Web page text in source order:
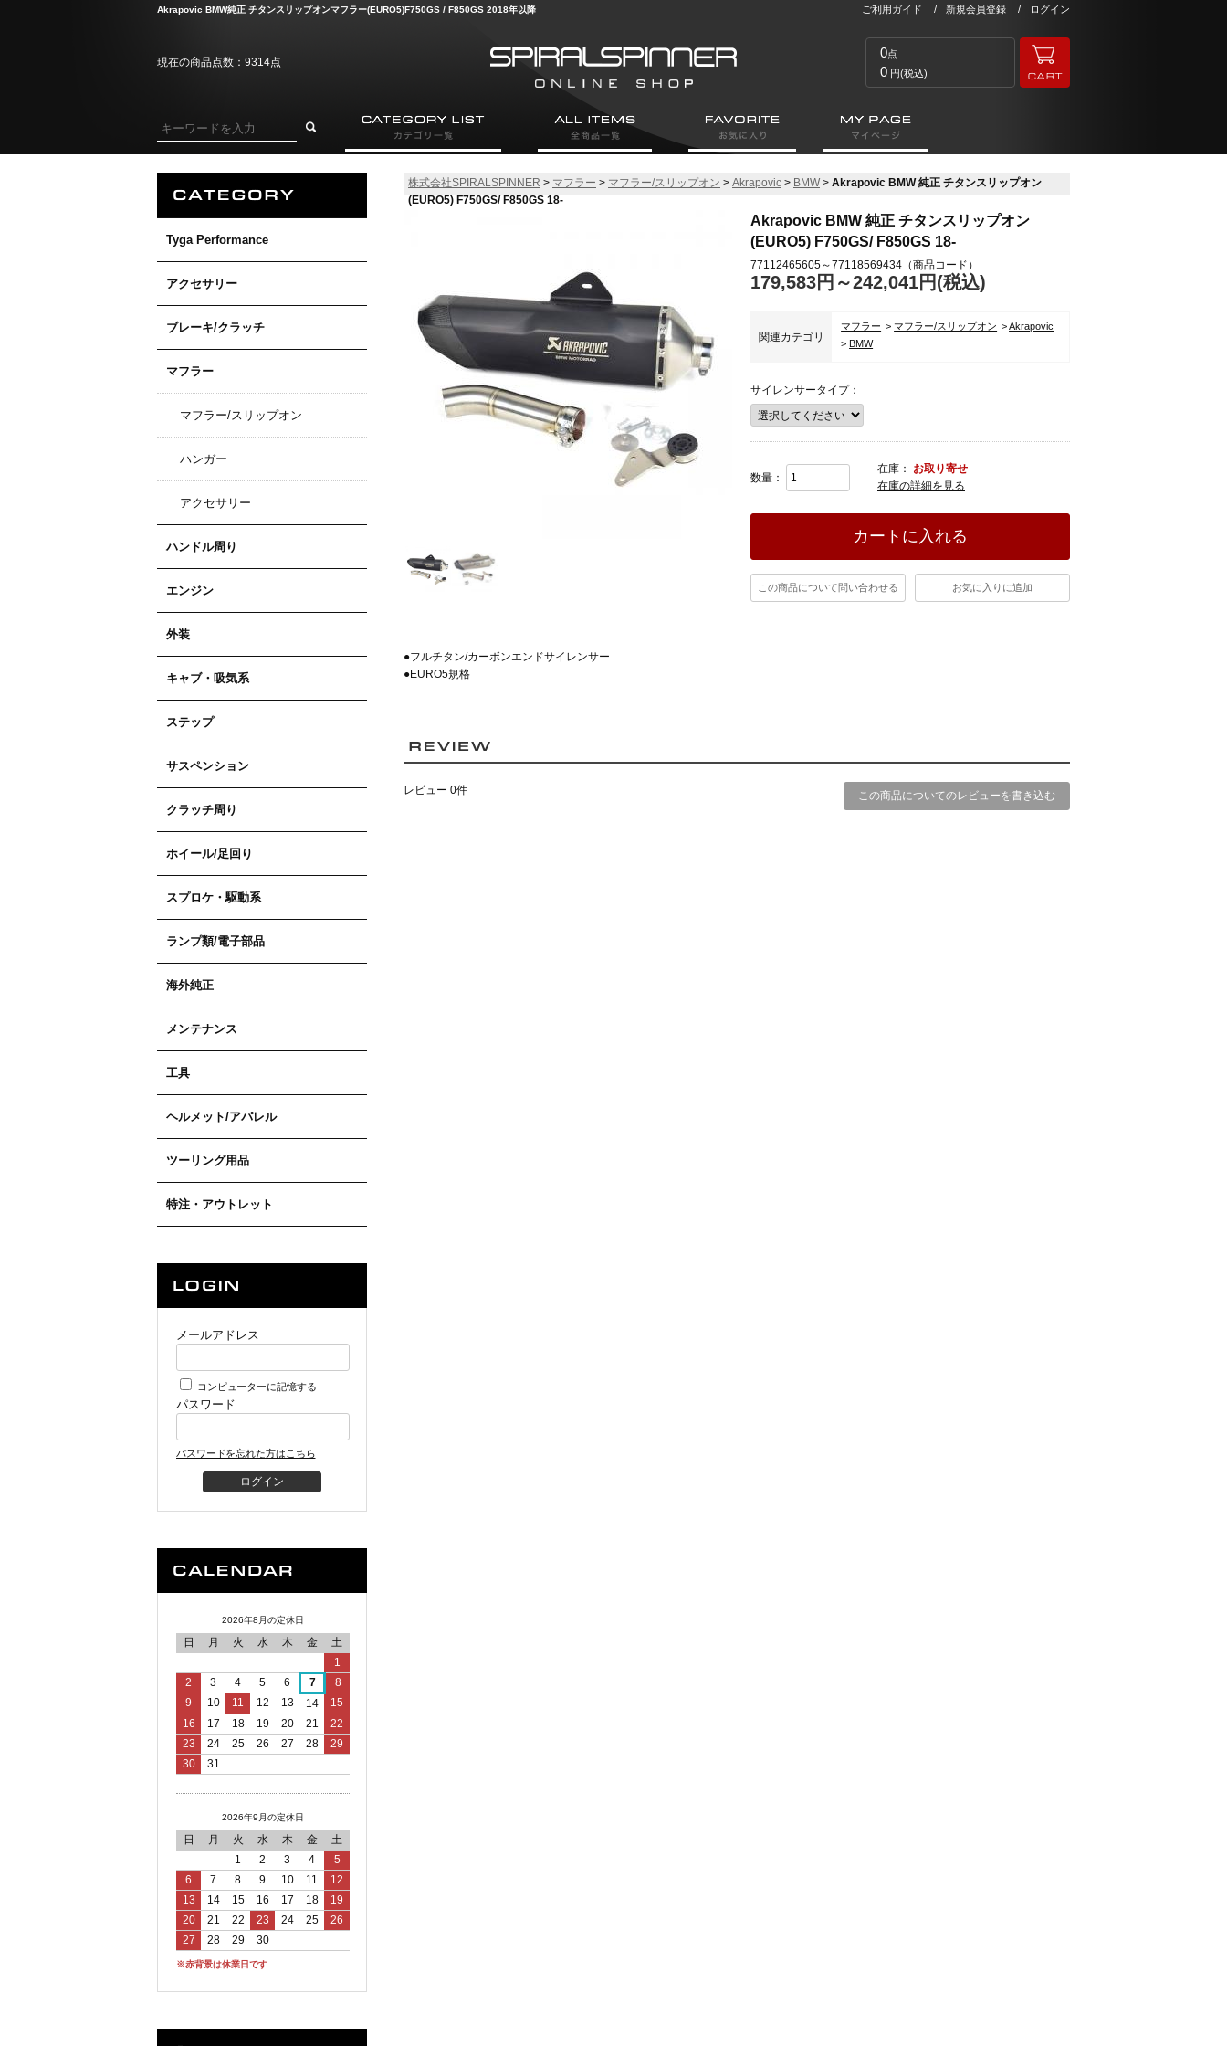
Akrapovic BMW純正 チタンスリップオンマフラー(EURO5)F750GS / F850GS 2018年以降 ご利用ガイド 新規会員登録 ログイン
現在の商品点数：9314点
0点
0 円(税込)
Tyga Performance
アクセサリー
ブレーキ/クラッチ
マフラー
マフラー/スリップオン
ハンガー
アクセサリー
ハンドル周り
エンジン
外装
キャブ・吸気系
ステップ
サスペンション
クラッチ周り
ホイール/足回り
スプロケ・駆動系
ランプ類/電子部品
海外純正
メンテナンス
工具
ヘルメット/アパレル
ツーリング用品
特注・アウトレット
メールアドレス
コンピューターに記憶する
パスワード
パスワードを忘れた方はこちら
2026年8月の定休日
日 月 火 水 木 金
土
1
2
3 4 5 6 7
8
9
10 11 12 13 14
15
16
17 18 19 20 21
22
23
24 25 26 27 28
29
30
31
2026年9月の定休日
日 月 火 水 木 金
土
1
2 3 4
5
6
7 8 9 10 11
12
13
14 15 16 17 18
19
20
21 22 23 24 25
26
27
28 29 30
※赤背景は休業日です
株式会社SPIRALSPINNER > マフラー > マフラー/スリップオン > Akrapovic > BMW > Akrapovic BMW 純正 チタンスリップオン
(EURO5) F750GS/ F850GS 18-
Akrapovic BMW 純正 チタンスリップオン
(EURO5) F750GS/ F850GS 18-
77112465605～77118569434 （商品コード）
179,583円～242,041円(税込)
関連カテゴリ
マフラー マフラー/スリップオン
Akrapovic
BMW
サイレンサータイプ：
数量：
在庫： お取り寄せ
在庫の詳細を見る
カートに入れる
この商品について問い合わせる お気に入りに追加
●フルチタン/カーボンエンドサイレンサー
●EURO5規格
レビュー 0件 この商品についてのレビューを書き込む